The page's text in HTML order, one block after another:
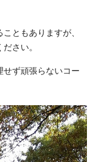
ともありますが、
さい。
せず頑張らないコー